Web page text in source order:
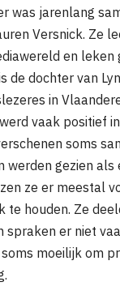
was jarenlang
Versnick. Ze
en
de dochter van
in
vaak positief
soms
werden gezien als
ze er meestal
te houden. Ze
spraken er niet
moeilijk om